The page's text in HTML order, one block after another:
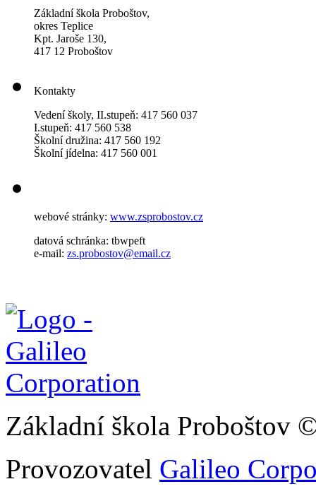
Základní škola Proboštov,
okres Teplice
Kpt. Jaroše 130,
417 12 Proboštov
Kontakty
Vedení školy, II.stupeň: 417 560 037
I.stupeň: 417 560 538
Školní družina: 417 560 192
Školní jídelna: 417 560 001
webové stránky: www.zsprobostov.cz
datová schránka: tbwpeft
e-mail: zs.probostov@email.cz
Základní škola Proboštov
Provozovatel Galileo